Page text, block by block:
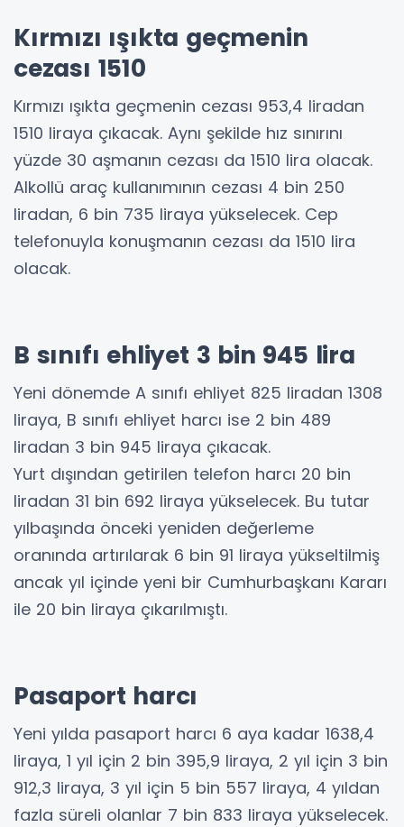
Kırmızı ışıkta geçmenin
cezası 1510
Kırmızı ışıkta geçmenin cezası 953,4 liradan
1510 liraya çıkacak. Aynı şekilde hız sınırını
yüzde 30 aşmanın cezası da 1510 lira olacak.
Alkollü araç kullanımının cezası 4 bin 250
liradan, 6 bin 735 liraya yükselecek. Cep
telefonuyla konuşmanın cezası da 1510 lira
olacak.
B sınıfı ehliyet 3 bin 945 lira
Yeni dönemde A sınıfı ehliyet 825 liradan 1308
liraya, B sınıfı ehliyet harcı ise 2 bin 489
liradan 3 bin 945 liraya çıkacak.
Yurt dışından getirilen telefon harcı 20 bin
liradan 31 bin 692 liraya yükselecek. Bu tutar
yılbaşında önceki yeniden değerleme
oranında artırılarak 6 bin 91 liraya yükseltilmiş
ancak yıl içinde yeni bir Cumhurbaşkanı Kararı
ile 20 bin liraya çıkarılmıştı.
Pasaport harcı
Yeni yılda pasaport harcı 6 aya kadar 1638,4
liraya, 1 yıl için 2 bin 395,9 liraya, 2 yıl için 3 bin
912,3 liraya, 3 yıl için 5 bin 557 liraya, 4 yıldan
fazla süreli olanlar 7 bin 833 liraya yükselecek.